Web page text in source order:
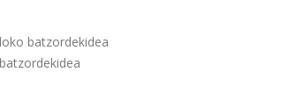
batzordekidea